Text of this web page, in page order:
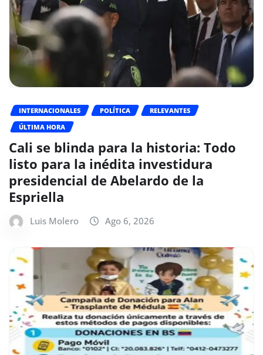
INTERNACIONALES POLÍTICA
RELEVANTES
ÚLTIMA HORA
Cali se blinda para la historia: Todo
listo para la inédita investidura
presidencial de Abelardo de la
Espriella
Luis Molero Ago 6, 2026